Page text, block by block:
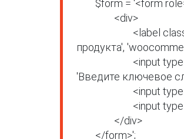
продукта',
'Введите ключевое